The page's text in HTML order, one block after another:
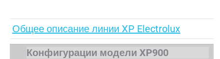
Общее описание линии XP Electrolux
Конфигурации модели XP900